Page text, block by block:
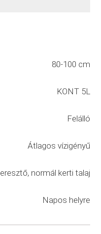
80-100 cm
KONT 5L
Felálló
Átlagos vízigényű
normál kerti talaj
Napos helyre